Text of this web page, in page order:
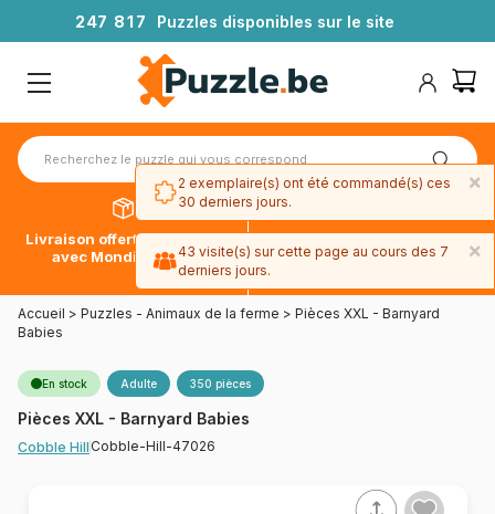
247 81 7 Puzzles disponibles sur le site
Livraison offerte dès 39€*
avec Mondial Relay
Paiement en 4x sans frais
avec Paypal
Accueil > Puzzles - Animaux de la ferme > Pièces XXL - Barnyard
Babies
En stock Adulte 350 pièces
Pièces XXL - Barnyard Babies
Cobble Hill Cobble-Hill-47026
×
2 exemplaire(s) ont été commandé(s) ces
30 derniers jours.
×
43 visite(s) sur cette page au cours des 7
derniers jours.